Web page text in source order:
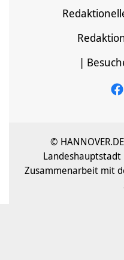
|
©
Landeshauptstadt
Zusammenarbeit mit